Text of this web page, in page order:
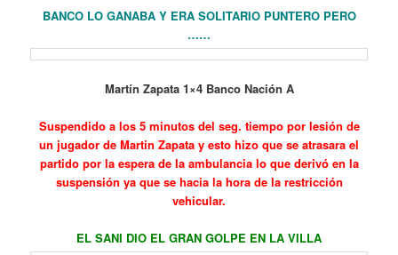
BANCO LO GANABA Y ERA SOLITARIO PUNTERO PERO
……
Martín Zapata 1×4 Banco Nación A
Suspendido a los 5 minutos del seg. tiempo por lesión de
un jugador de Martin Zapata y esto hizo que se atrasara el
partido por la espera de la ambulancia lo que derivó en la
suspensión ya que se hacia la hora de la restricción
vehicular.
EL SANI DIO EL GRAN GOLPE EN LA VILLA